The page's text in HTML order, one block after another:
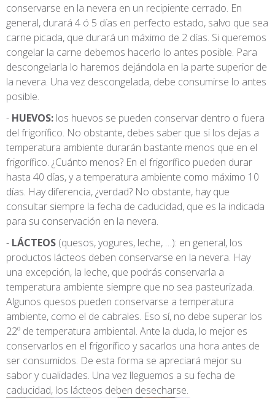
conservarse en la nevera en un recipiente cerrado. En
general, durará 4 ó 5 días en perfecto estado, salvo que sea
carne picada, que durará un máximo de 2 días. Si queremos
congelar la carne debemos hacerlo lo antes posible. Para
descongelarla lo haremos dejándola en la parte superior de
la nevera. Una vez descongelada, debe consumirse lo antes
posible.
HUEVOS: los huevos se pueden conservar dentro o fuera
del frigorífico. No obstante, debes saber que si los dejas a
temperatura ambiente durarán bastante menos que en el
frigorífico. ¿Cuánto menos? En el frigorífico pueden durar
hasta 40 días, y a temperatura ambiente como máximo 10
días. Hay diferencia, ¿verdad? No obstante, hay que
consultar siempre la fecha de caducidad, que es la indicada
para su conservación en la nevera.
LÁCTEOS (quesos, yogures, leche, …): en general, los
productos lácteos deben conservarse en la nevera. Hay
una excepción, la leche, que podrás conservarla a
temperatura ambiente siempre que no sea pasteurizada.
Algunos quesos pueden conservarse a temperatura
ambiente, como el de cabrales. Eso sí, no debe superar los
22º de temperatura ambiental. Ante la duda, lo mejor es
conservarlos en el frigorífico y sacarlos una hora antes de
ser consumidos. De esta forma se apreciará mejor su
sabor y cualidades. Una vez lleguemos a su fecha de
caducidad, los lácteos deben desecharse.